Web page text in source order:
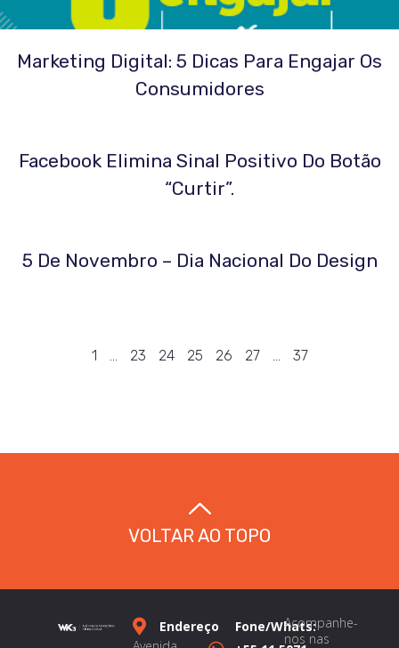
Marketing Digital: 5 Dicas Para Engajar Os
Consumidores
Facebook Elimina Sinal Positivo Do Botão
“curtir”.
5 De Novembro – Dia Nacional Do Design
1 … 23 24 25 26 27 … 37
VOLTAR AO TOPO
Endereço
Fone/Whats:Acompanhe-
nos nas